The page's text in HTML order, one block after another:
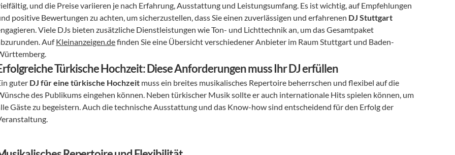
und die Preise variieren je nach Erfahrung, Ausstattung und Leistungsumfang. Es ist wichtig, auf Empfehlungen
positive Bewertungen zu achten, um sicherzustellen, dass Sie einen zuverlässigen und erfahrenen DJ Stuttgart
Viele DJs bieten zusätzliche Dienstleistungen wie Ton- und Lichttechnik an, um das Gesamtpaket
Auf Kleinanzeigen.de finden Sie eine Übersicht verschiedener Anbieter im Raum Stuttgart und Baden-
Türkische Hochzeit: Diese Anforderungen muss Ihr DJ erfüllen
guter DJ für eine türkische Hochzeit muss ein breites musikalisches Repertoire beherrschen und flexibel auf die
des Publikums eingehen können. Neben türkischer Musik sollte er auch internationale Hits spielen können, um
Gäste zu begeistern. Auch die technische Ausstattung und das Know-how sind entscheidend für den Erfolg der